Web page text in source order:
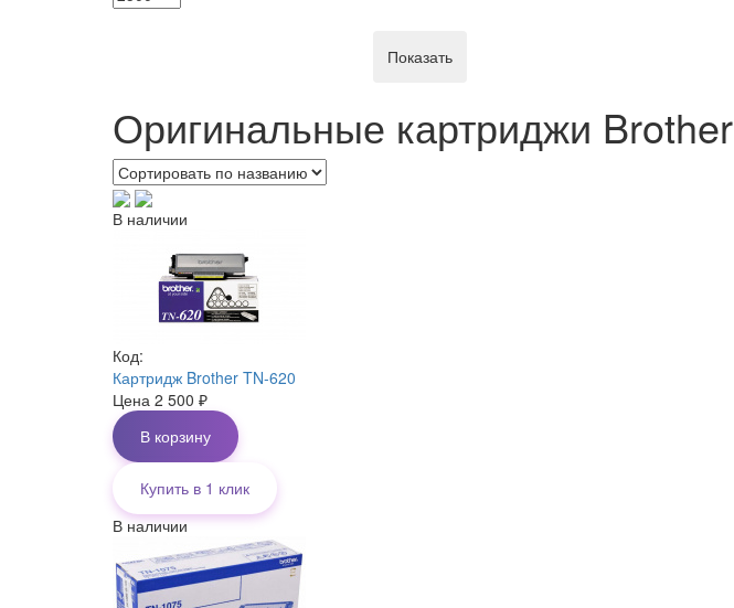
Оригинальные картриджи Brother
В наличии
Код:
Картридж Brother TN-620
Цена 2 500 ₽
В корзину
Купить в 1 клик
В наличии